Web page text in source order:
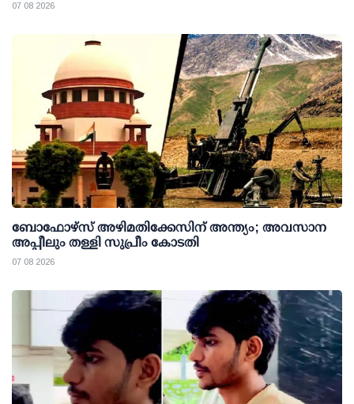
07 08 2026
ബോഫോഴ്സ് അഴിമതിക്കേസിന് അന്ത്യം; അവസാന
അപ്പീലും തള്ളി സുപ്രീം കോടതി
07 08 2026